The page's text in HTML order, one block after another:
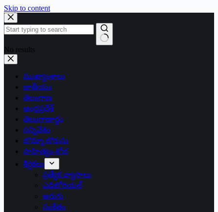
Skip to content
No results
ముఖ్యాంశాలు
జాతీయం
తెలంగాణ
ఆంధ్రప్రదేశ్
తెలంగాణార్థం
సన్నివేశం
బొమ్మా బొరుసు
సాహిత్యం-శోభ
శీర్షికలు
ప్రత్యేక వ్యాసాలు
ఎడిటోరియల్
అరుగు
సంకేతం